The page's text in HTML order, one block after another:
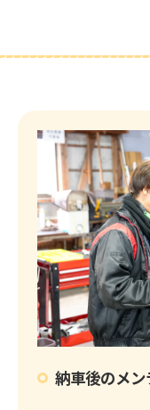
納車後のメ